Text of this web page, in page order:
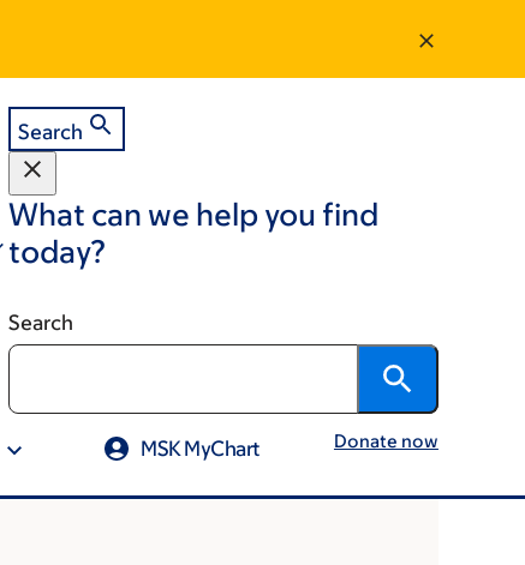
Search
What can we help you find
today?
Search
MSK MyChart Donate now